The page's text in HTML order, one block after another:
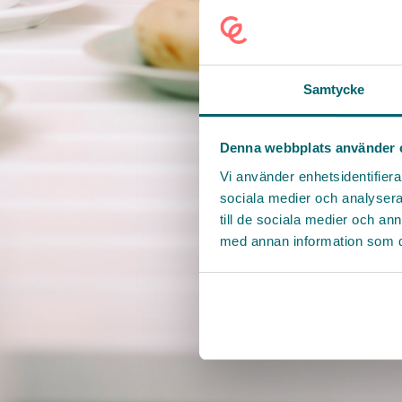
Samtycke
Denna webbplats använder
Vi använder
sociala medier och
till de sociala medier och
med annan information som